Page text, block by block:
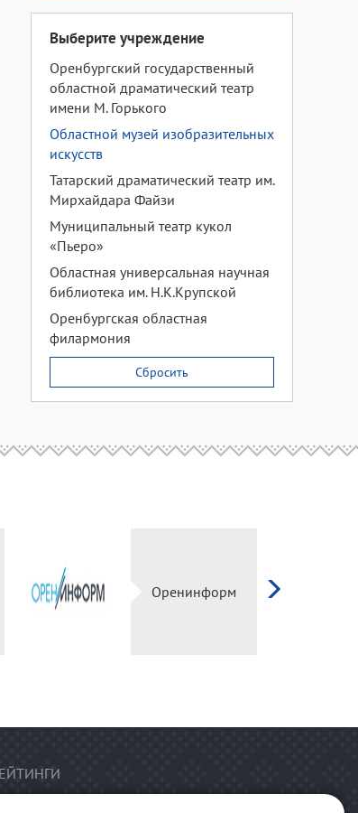
Выберите учреждение
Оренбургский государственный
областной драматический театр
имени М. Горького
Областной музей изобразительных
искусств
Татарский драматический театр им.
Мирхайдара Файзи
Муниципальный театр кукол
«Пьеро»
Областная универсальная научная
библиотека им. Н.К.Крупской
Оренбургская областная
филармония
Сбросить
Оренинформ